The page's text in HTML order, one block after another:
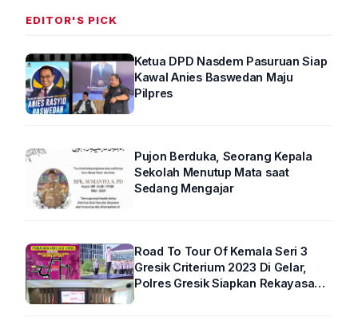
EDITOR'S PICK
Ketua DPD Nasdem Pasuruan Siap
Kawal Anies Baswedan Maju
Pilpres
Pujon Berduka, Seorang Kepala
Sekolah Menutup Mata saat
Sedang Mengajar
Road To Tour Of Kemala Seri 3
Gresik Criterium 2023 Di Gelar,
Polres Gresik Siapkan Rekayasa